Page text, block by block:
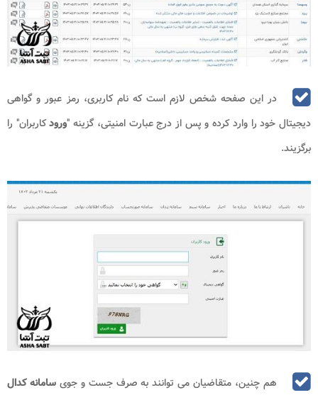
در این صفحه شخص لازم است که نام کاربری، رمز عبور و گواهی
دیجیتال خود را وارد کرده و پس از درج عبارت امنیتی، گزینه "ورودکاربران" را
برگزیند.
هم چنین، متقاضیان می توانند به صرف جست و جویسامانه کدال